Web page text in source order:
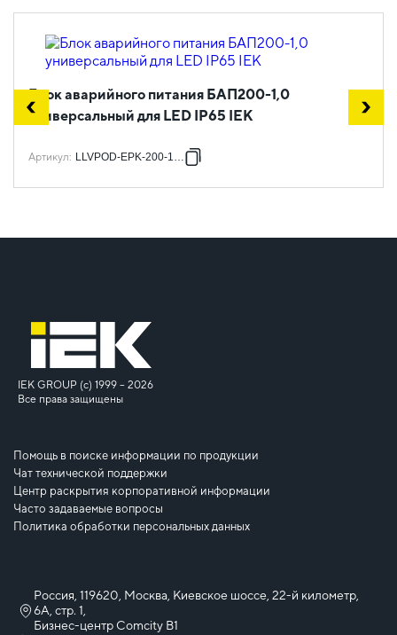
Блок аварийного питания БАП200-1,0
универсальный для LED IP65 IEK
Артикул: LLVPOD-EPK-200-1H-U
IEK GROUP (c) 1999 – 2026
Все права защищены
Помощь в поиске информации по продукции
Чат технической поддержки
Центр раскрытия корпоративной информации
Часто задаваемые вопросы
Политика обработки персональных данных
Россия, 119620, Москва, Киевское шоссе, 22-й километр,
6А, стр. 1,
Бизнес-центр Comcity B1